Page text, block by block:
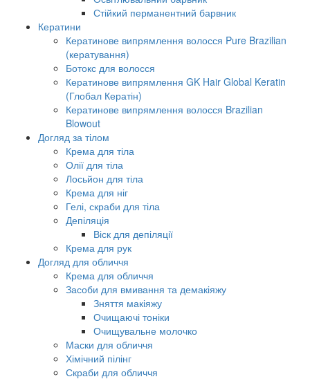
Стійкий перманентний барвник
Кератини
Кератинове випрямлення волосся Pure Brazilian
(кератування)
Ботокс для волосся
Кератинове випрямлення GK Hair Global Keratin
(Глобал Кератін)
Кератинове випрямлення волосся Brazilian
Blowout
Догляд за тілом
Крема для тіла
Олії для тіла
Лосьйон для тіла
Крема для ніг
Гелі, скраби для тіла
Депіляція
Віск для депіляції
Крема для рук
Догляд для обличчя
Крема для обличчя
Засоби для вмивання та демакіяжу
Зняття макіяжу
Очищаючі тоніки
Очищувальне молочко
Маски для обличчя
Хімічний пілінг
Скраби для обличчя